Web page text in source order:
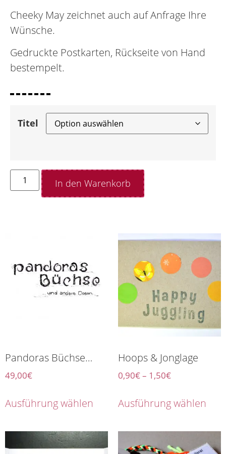
Cheeky May zeichnet auch auf Anfrage Ihre
Wünsche.
Gedruckte Postkarten, Rückseite von Hand
bestempelt.
Titel
In den Warenkorb
Pandoras Büchse…
49,00€
Ausführung wählen
Hoops & Jonglage
0,90€– 1,50€
Ausführung wählen